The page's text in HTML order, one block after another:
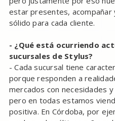
estar presentes, acompañar
sólido para cada cliente.
- ¿Qué está ocurriendo
sucursales de Stylus?
- Cada sucursal tiene
porque responden a
mercados con necesidades
pero en todas estamos
positiva. En Córdoba, por